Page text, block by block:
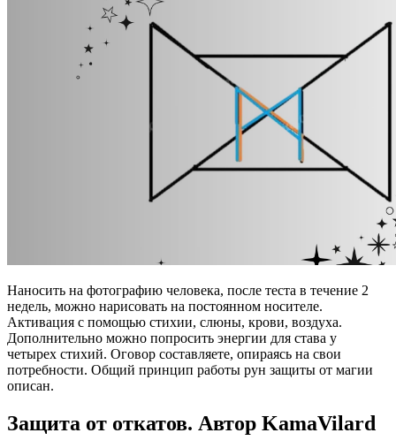
Наносить на фотографию человека, после теста в течение 2
недель, можно нарисовать на постоянном носителе.
Активация с помощью стихии, слюны, крови, воздуха.
Дополнительно можно попросить энергии для става у
четырех стихий. Оговор составляете, опираясь на свои
потребности. Общий принцип работы рун защиты от магии
описан.
Защита от откатов. Автор KamaVilard